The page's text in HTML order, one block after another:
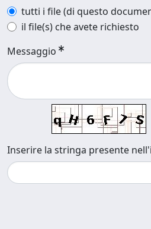
tutti i file (di questo
il file(s) che avete richiesto
Messaggio
Inserire la stringa presente